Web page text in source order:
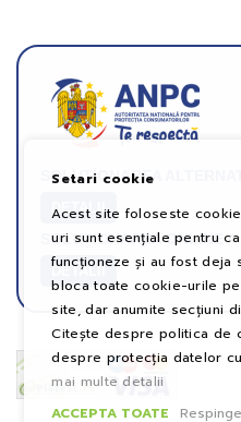
SOLUȚIONAREA
DETALII
SOLUȚIONAREA ONLINE
DETALII
Setari cookie
Acest site foloseste
uri sunt esențiale pentru
funcționeze și au fost deja
bloca toate cookie-urile
site, dar anumite secțiuni
Citește despre politica de
despre protecția datelor
mai multe detalii
ACCEPTA TOATE
Respinge